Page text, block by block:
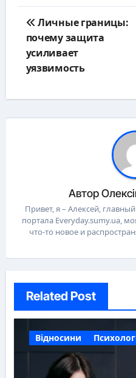
по
записям
Личные границы:
почему защита
усиливает
уязвимость
Автор
Привет, я – Алексей,
портала Everyday.sumy.ua,
что-то новое и
Related Post
Відносини